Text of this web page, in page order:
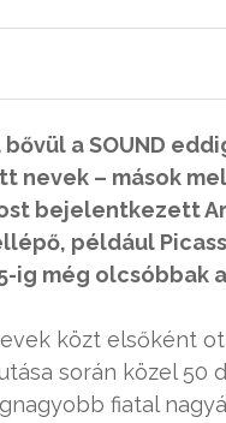
a SOUND
nevek – mások
bejelentkezett
például
ig még olcsóbbak
közt elsőként
során közel 50
fiatal